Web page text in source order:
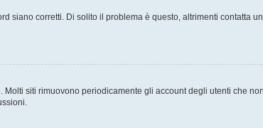
siano corretti. Di solito il problema è questo, altrimenti contatta
siti rimuovono periodicamente gli account degli utenti che